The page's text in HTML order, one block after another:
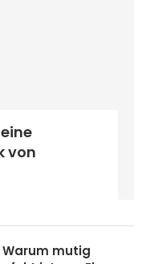
von
Warum mutig